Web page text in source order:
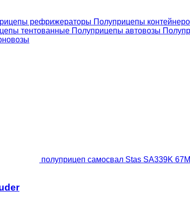
рефрижераторы Полуприцепы
тентованные Полуприцепы автовозы
полуприцеп самосвал Stas SA339K